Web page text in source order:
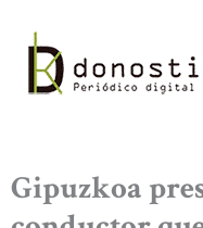
contenido
Gipuzkoa